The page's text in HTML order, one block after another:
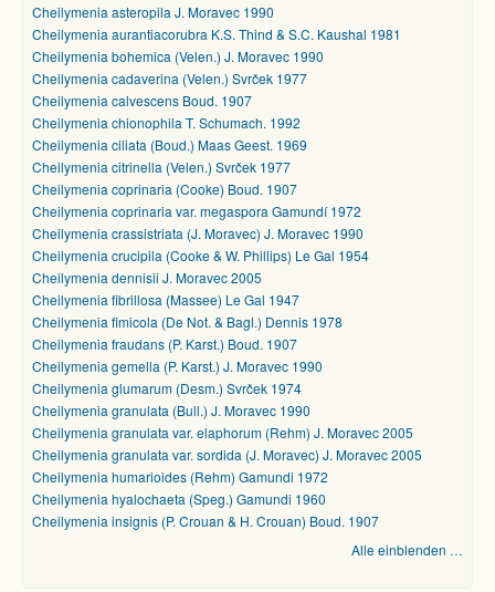
Cheilymenia asteropila J. Moravec 1990
Cheilymenia aurantiacorubra K.S. Thind & S.C. Kaushal 1981
Cheilymenia bohemica (Velen.) J. Moravec 1990
Cheilymenia cadaverina (Velen.) Svrček 1977
Cheilymenia calvescens Boud. 1907
Cheilymenia chionophila T. Schumach. 1992
Cheilymenia ciliata (Boud.) Maas Geest. 1969
Cheilymenia citrinella (Velen.) Svrček 1977
Cheilymenia coprinaria (Cooke) Boud. 1907
Cheilymenia coprinaria var. megaspora Gamundí 1972
Cheilymenia crassistriata (J. Moravec) J. Moravec 1990
Cheilymenia crucipila (Cooke & W. Phillips) Le Gal 1954
Cheilymenia dennisii J. Moravec 2005
Cheilymenia fibrillosa (Massee) Le Gal 1947
Cheilymenia fimicola (De Not. & Bagl.) Dennis 1978
Cheilymenia fraudans (P. Karst.) Boud. 1907
Cheilymenia gemella (P. Karst.) J. Moravec 1990
Cheilymenia glumarum (Desm.) Svrček 1974
Cheilymenia granulata (Bull.) J. Moravec 1990
Cheilymenia granulata var. elaphorum (Rehm) J. Moravec 2005
Cheilymenia granulata var. sordida (J. Moravec) J. Moravec 2005
Cheilymenia humarioides (Rehm) Gamundi 1972
Cheilymenia hyalochaeta (Speg.) Gamundi 1960
Cheilymenia insignis (P. Crouan & H. Crouan) Boud. 1907
Alle einblenden …